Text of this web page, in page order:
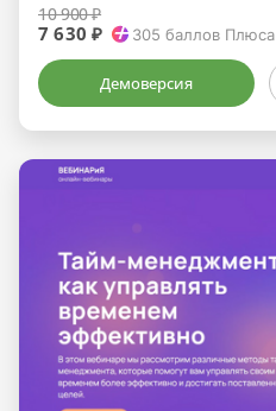
10 900 ₽
7 630 ₽ 305 баллов Плюса
Демоверсия